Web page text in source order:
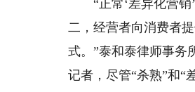
“正常‘差异化营销’
二，经营者向消费者
式。”泰和泰律师事务
记者，尽管“杀熟”和“